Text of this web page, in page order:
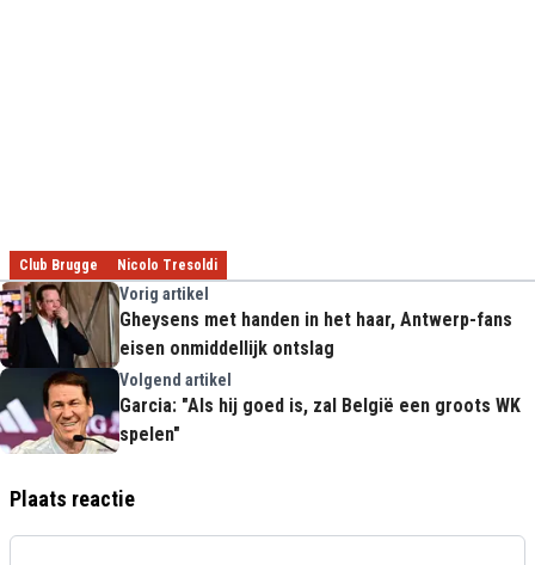
Club Brugge Nicolo Tresoldi
Vorig artikel
Gheysens met handen in het haar, Antwerp-fans
eisen onmiddellijk ontslag
Volgend artikel
Garcia: "Als hij goed is, zal België een groots WK
spelen"
Plaats reactie